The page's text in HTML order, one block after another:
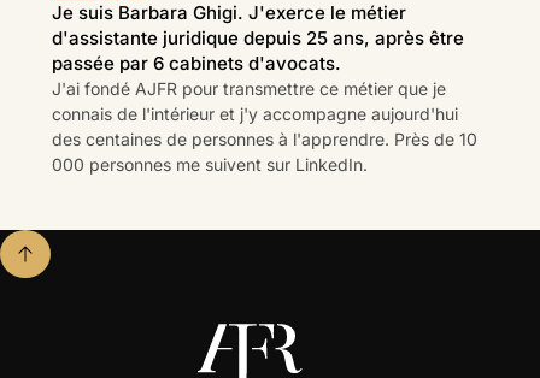
Je suis Barbara Ghigi. J'exerce le métier
d'assistante juridique depuis 25 ans, après être
passée par 6 cabinets d'avocats.
J'ai fondé AJFR pour transmettre ce métier que je
connais de l'intérieur et j'y accompagne aujourd'hui
des centaines de personnes à l'apprendre. Près de 10
000 personnes me suivent sur LinkedIn.